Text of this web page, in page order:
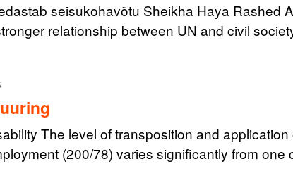
seisukohavõtu Sheikha Haya Rashed
relationship between UN and civil
The level of transposition and
(200/78) varies significantly from